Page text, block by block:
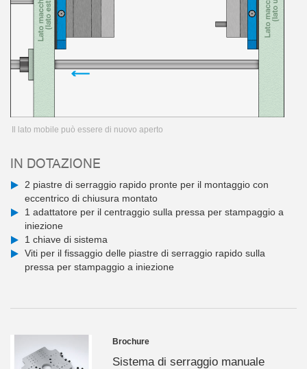
Il lato mobile può essere di nuovo aperto
IN DOTAZIONE
2 piastre di serraggio rapido pronte per il montaggio con
eccentrico di chiusura montato
1 adattatore per il centraggio sulla pressa per stampaggio a
iniezione
1 chiave di sistema
Viti per il fissaggio delle piastre di serraggio rapido sulla
pressa per stampaggio a iniezione
Brochure
Sistema di serraggio manuale